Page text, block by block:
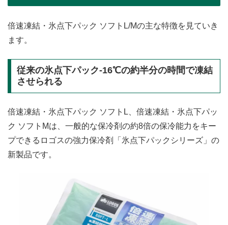
倍速凍結・氷点下パック ソフトL/Mの主な特徴を見ていき
ます。
従来の氷点下パック-16℃の約半分の時間で凍結
させられる
倍速凍結・氷点下パック ソフトL、倍速凍結・氷点下パッ
ク ソフトMは、一般的な保冷剤の約8倍の保冷能力をキー
プできるロゴスの強力保冷剤「氷点下パックシリーズ」の
新製品です。